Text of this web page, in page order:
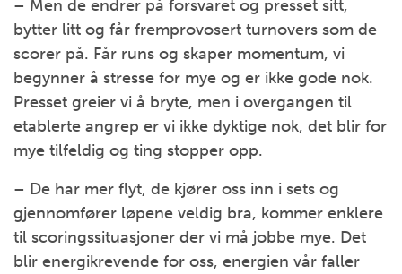
– Men de endrer på forsvaret og presset sitt,
bytter litt og får fremprovosert turnovers som de
scorer på. Får runs og skaper momentum, vi
begynner å stresse for mye og er ikke gode nok.
Presset greier vi å bryte, men i overgangen til
etablerte angrep er vi ikke dyktige nok, det blir for
mye tilfeldig og ting stopper opp.
– De har mer flyt, de kjører oss inn i sets og
gjennomfører løpene veldig bra, kommer enklere
til scoringssituasjoner der vi må jobbe mye. Det
blir energikrevende for oss, energien vår faller